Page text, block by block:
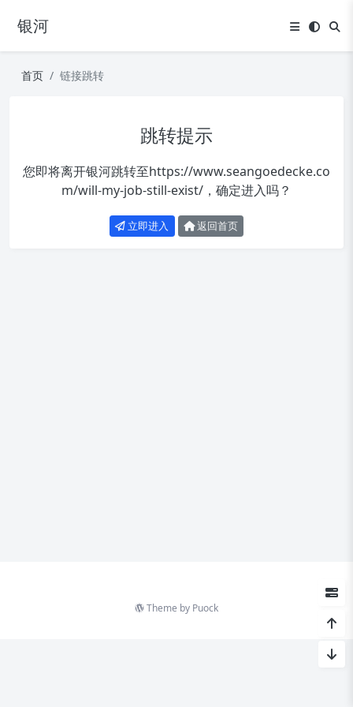
银河
首页 链接跳转
跳转提示
您即将离开银河跳转至https://www.seangoedecke.co
m/will-my-job-still-exist/ ，确定进入吗？
立即进入 返回首页
Theme by Puock